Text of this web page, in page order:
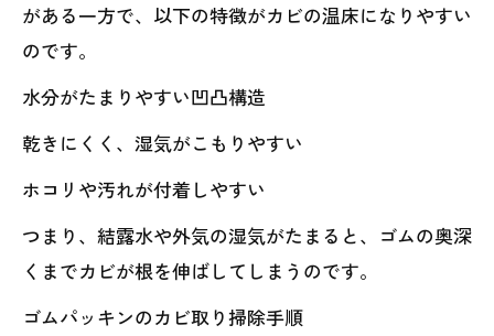
がある一方で、以下の特徴がカビの温床になりやすい
のです。
水分がたまりやすい凹凸構造
乾きにくく、湿気がこもりやすい
ホコリや汚れが付着しやすい
つまり、結露水や外気の湿気がたまると、ゴムの奥深
くまでカビが根を伸ばしてしまうのです。
ゴムパッキンのカビ取り掃除手順